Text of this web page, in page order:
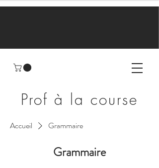
Prof à la course
Accueil Grammaire
Grammaire